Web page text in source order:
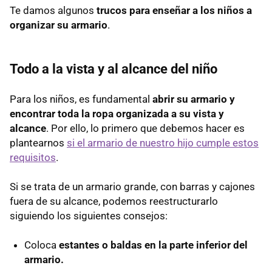
Te damos algunos trucos para enseñar a los niños a
organizar su armario.
Todo a la vista y al alcance del niño
Para los niños, es fundamental abrir su armario y
encontrar toda la ropa organizada a su vista y
alcance. Por ello, lo primero que debemos hacer es
plantearnos si el armario de nuestro hijo cumple estos
requisitos.
Si se trata de un armario grande, con barras y cajones
fuera de su alcance, podemos reestructurarlo
siguiendo los siguientes consejos:
Coloca estantes o baldas en la parte inferior del
armario.